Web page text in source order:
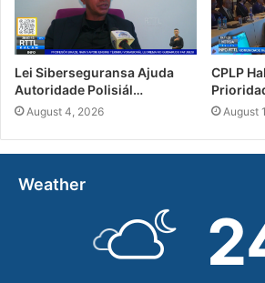
Lei Siberseguransa Ajuda
Autoridade Polisiál…
August 4, 2026
CPLP
August
Weather